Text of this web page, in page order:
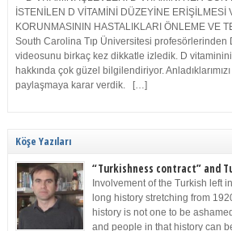
İSTENİLEN D VİTAMİNİ DÜZEYİNE ERİŞİLMESİ
KORUNMASININ HASTALIKLARI ÖNLEME VE
South Carolina Tıp Üniversitesi profesörlerinden
videosunu birkaç kez dikkatle izledik. D
hakkında çok güzel bilgilendiriyor.
paylaşmaya karar verdik. […]
Köşe Yazıları
“Turkishness contract” and
Involvement of the Turkish left
long history stretching from
history is not one to be
and people in that history can